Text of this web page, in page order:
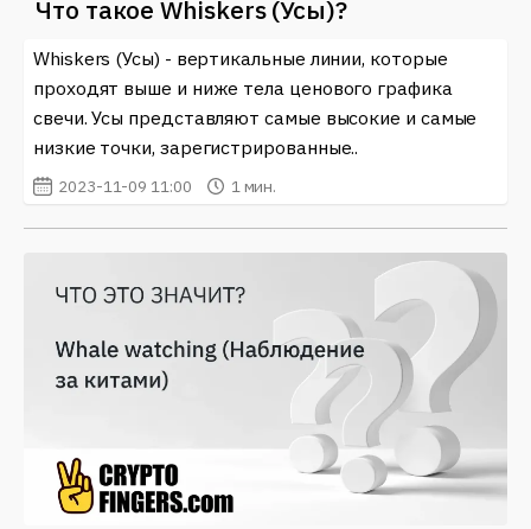
Что такое Whiskers (Усы)?
Whiskers (Усы) - вертикальные линии, которые
проходят выше и ниже тела ценового графика
свечи. Усы представляют самые высокие и самые
низкие точки, зарегистрированные..
2023-11-09 11:00 1 мин.